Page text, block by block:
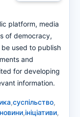
platform, media
of democracy,
used to publish
and
for developing
information.
,суспільство,
новини,ініціативи,